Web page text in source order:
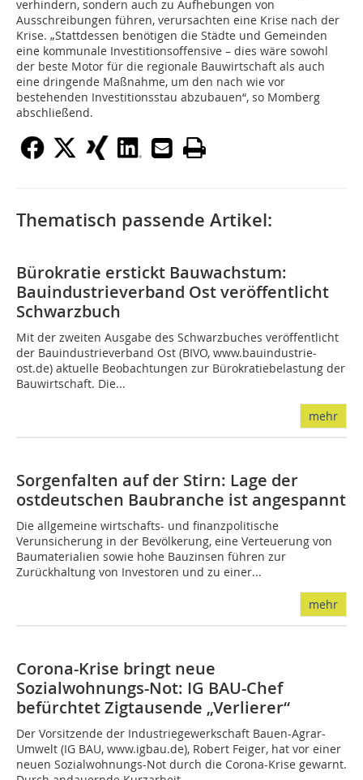
verhindern, sondern auch zu Aufhebungen von
Ausschreibungen führen, verursachten eine Krise nach der
Krise. „Stattdessen benötigen die Städte und Gemeinden
eine kommunale Investitionsoffensive – dies wäre sowohl
der beste Motor für die regionale Bauwirtschaft als auch
eine dringende Maßnahme, um den nach wie vor
bestehenden Investitionsstau abzubauen“, so Momberg
abschließend.
Thematisch passende Artikel:
Bürokratie erstickt Bauwachstum:
Bauindustrieverband Ost veröffentlicht
Schwarzbuch
Mit der zweiten Ausgabe des Schwarzbuches veröffentlicht
der Bauindustrieverband Ost (BIVO, www.bauindustrie-
ost.de) aktuelle Beobachtungen zur Bürokratiebelastung der
Bauwirtschaft. Die...
mehr
Sorgenfalten auf der Stirn: Lage der
ostdeutschen Baubranche ist angespannt
Die allgemeine wirtschafts- und finanzpolitische
Verunsicherung in der Bevölkerung, eine Verteuerung von
Baumaterialien sowie hohe Bauzinsen führen zur
Zurückhaltung von Investoren und zu einer...
mehr
Corona-Krise bringt neue
Sozialwohnungs-Not: IG BAU-Chef
befürchtet Zigtausende „Verlierer“
Der Vorsitzende der Industriegewerkschaft Bauen-Agrar-
Umwelt (IG BAU, www.igbau.de), Robert Feiger, hat vor einer
neuen Sozialwohnungs-Not durch die Corona-Krise gewarnt.